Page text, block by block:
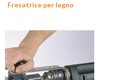
Fresatrice per legno